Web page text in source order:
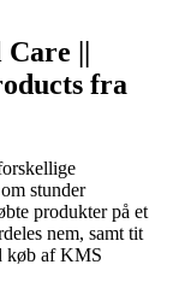
||
fra
stunder
produkter på et
nem, samt tit
køb af KMS